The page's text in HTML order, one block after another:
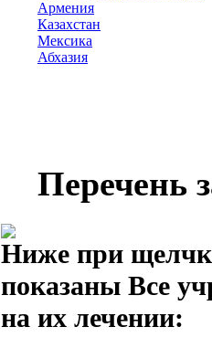
Армения
Казахстан
Мексика
Абхазия
Перечень
Ниже при
показаны Все
на их лечении: